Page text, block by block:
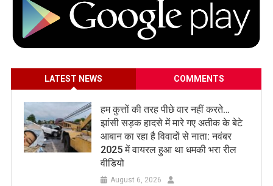
LATEST NEWS COMMENTS
हम कुत्तों की तरह पीछे वार नहीं करते…
झांसी सड़क हादसे में मारे गए अतीक के बेटे
आबान का रहा है विवादों से नाता: नवंबर
2025 में वायरल हुआ था धमकी भरा रील
वीडियो
August 6, 2026